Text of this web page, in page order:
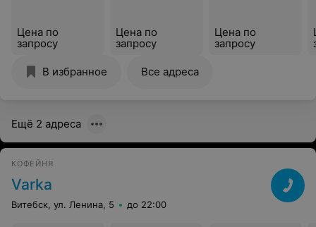
Цена по
запросу
Цена по
запросу
Цена по
запросу
В избранное Все адреса
Ещё 2 адреса
КОФЕЙНЯ
Varka
Витебск, ул. Ленина, 5 до 22:00